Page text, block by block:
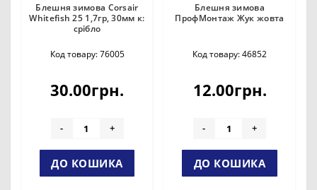
Блешня зимова Corsair
Whitefish 25 1,7гр, 30мм к:
срібло
Код товару: 76005
30.00грн.
- +
ДО КОШИКА
Блешня зимова
ПрофМонтаж Жук жовта
Код товару: 46852
12.00грн.
- +
ДО КОШИКА